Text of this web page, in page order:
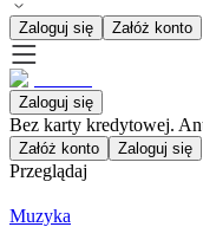
Zaloguj się Załóż konto
Zaloguj się
Bez karty kredytowej.
Załóż konto Zaloguj się
Przeglądaj
Muzyka